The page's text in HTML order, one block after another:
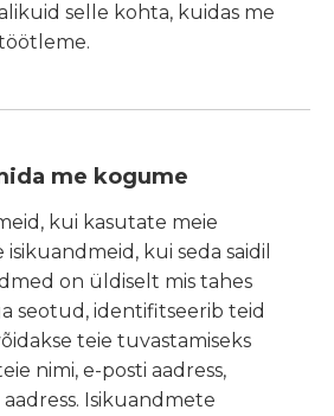
selle kohta, kuidas me
me kogume
kui kasutate meie
kui seda saidil
on üldiselt mis tahes
seotud, identifitseerib teid
teie tuvastamiseks
nimi, e-posti aadress,
Isikuandmete